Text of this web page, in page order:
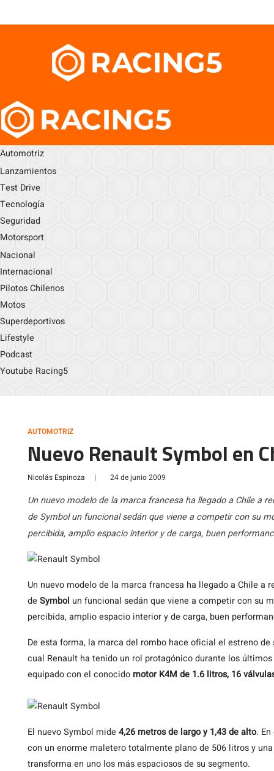
Automotriz
Lanzamientos
Test Drive
Tecnología
Seguridad
Motorsport
Nacional
Internacional
Pilotos Chilenos
Motos
Superdeportivos
Lifestyle
Podcast
Youtube Racing5
AUTOMOTRIZ
Nuevo Renault Symbol en
Nicolás Espinoza | 24 de junio 2009
Un nuevo modelo de la marca francesa ha llegado a Chile a
de Symbol un funcional sedán que viene a competir con su
percibida, amplio espacio interior y de carga, buen
Un nuevo modelo de la marca francesa ha llegado a Chile
de Symbol un funcional sedán que viene a competir con su
percibida, amplio espacio interior y de carga, buen
De esta forma, la marca del rombo hace oficial el estreno
cual Renault ha tenido un rol protagónico durante los
equipado con el conocido motor K4M de 1.6 litros, 16
El nuevo Symbol mide 4,26 metros de largo y 1,43 de alto.
con un enorme maletero totalmente plano de 506 litros y
transforma en uno los más espaciosos de su segmento.